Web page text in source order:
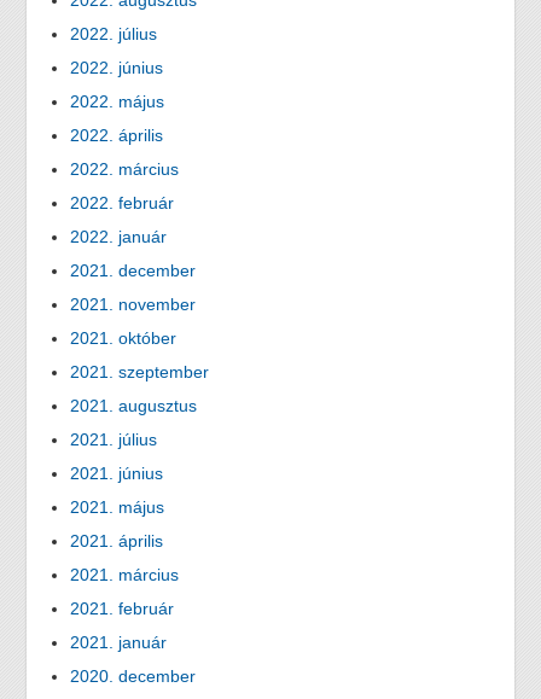
2022. július
2022. június
2022. május
2022. április
2022. március
2022. február
2022. január
2021. december
2021. november
2021. október
2021. szeptember
2021. augusztus
2021. július
2021. június
2021. május
2021. április
2021. március
2021. február
2021. január
2020. december